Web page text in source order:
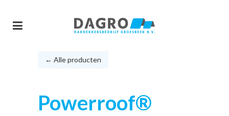
← Alle producten
Powerroof®